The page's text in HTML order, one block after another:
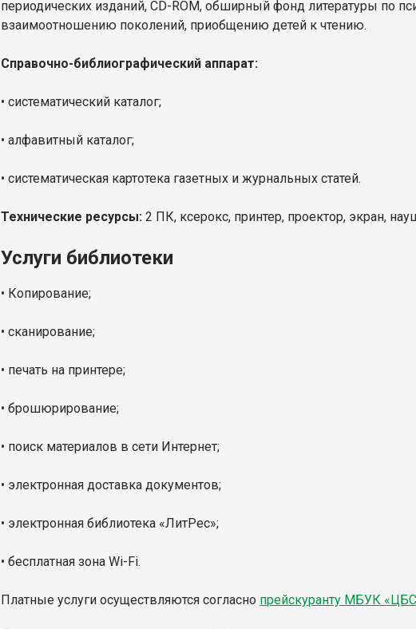
периодических изданий, CD-ROM, обширный фонд литературы по
взаимоотношению поколений, приобщению детей к чтению.
Справочно-библиографический аппарат:
• систематический каталог;
• алфавитный каталог;
• систематическая картотека газетных и журнальных статей.
​Технические ресурсы:2 ПК, ксерокс, принтер, проектор, экран,
Услуги библиотеки
• Копирование;
• сканирование;
• печать на принтере;
• брошюрирование;
• поиск материалов в сети Интернет;
• электронная доставка документов;
• электронная библиотека «ЛитРес»;
• бесплатная зона Wi-Fi.
Платные услуги осуществляются согласно прейскуранту МБУК